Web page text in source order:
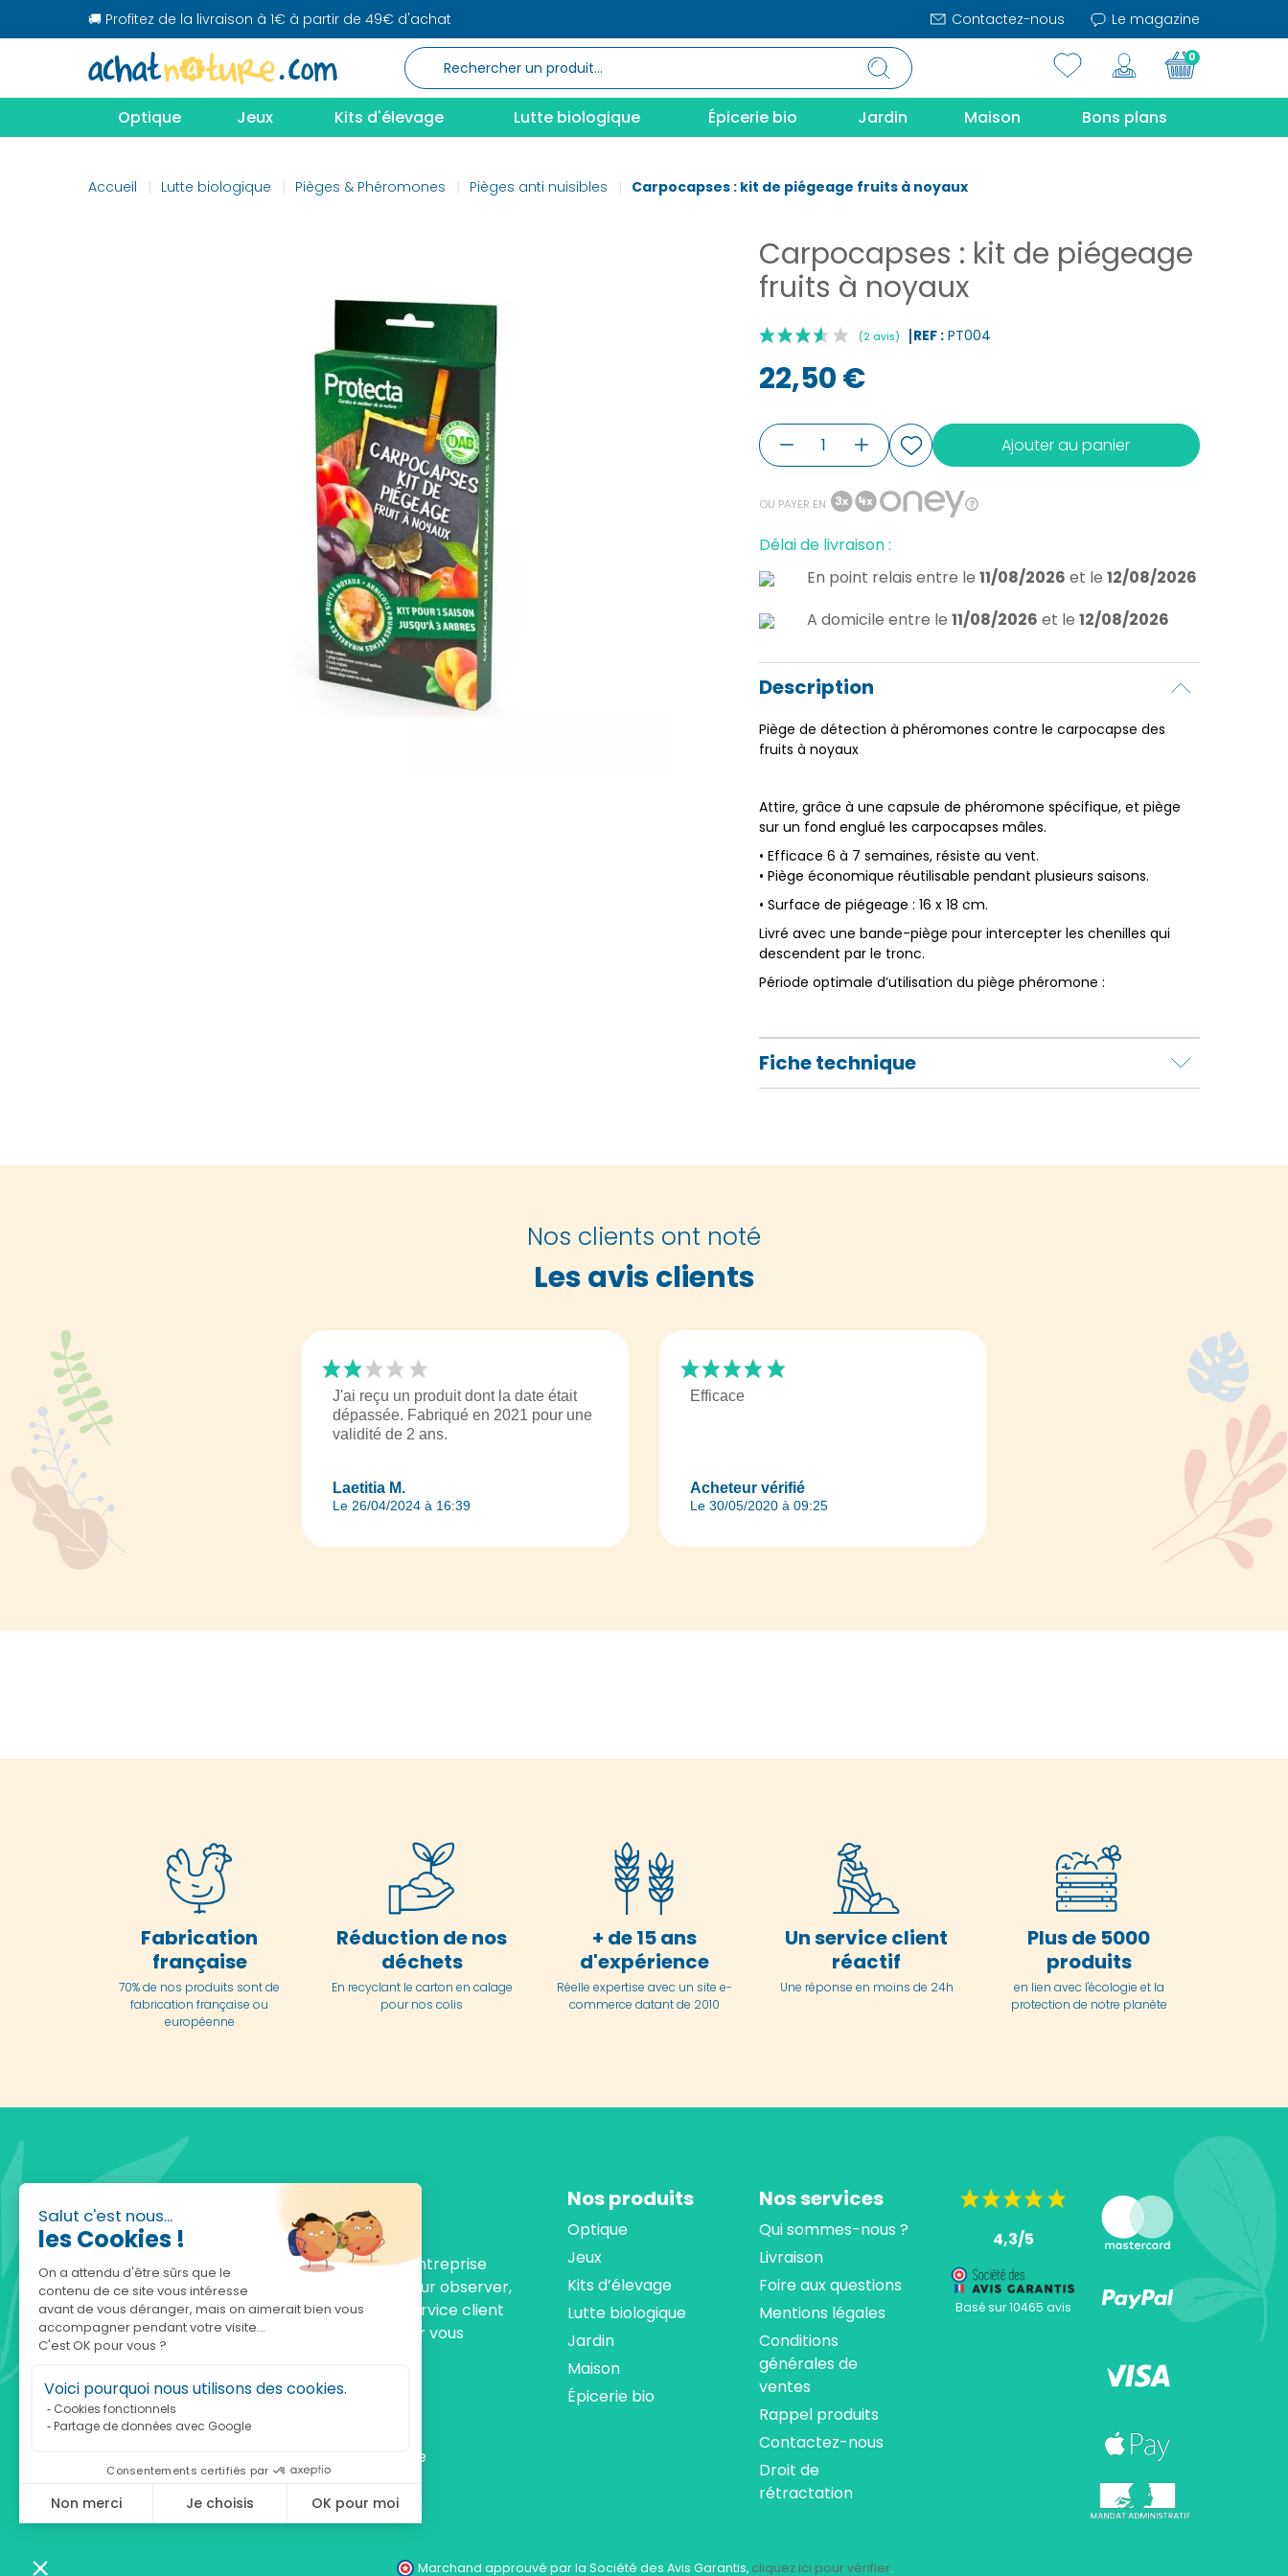
Salut c'est nous...
les Cookies !
On a attendu d'être sûrs que le
contenu de ce site vous intéresse
avant de vous déranger, mais on aimerait bien vous
accompagner pendant votre visite...
C'est OK pour vous ?
Voici pourquoi nous utilisons des cookies.
Cookies fonctionnels
Partage de données avec Google
Consentements certifiés par
Non merci Je choisis OK pour moi
Notre plateforme vous permet d'adapter et de gérer vos paramètres de confidentialité, en garantissant la conformité avec les réglementations. Personnalisez vos préférences pour contrôler la manière dont
🚚 Profitez de la livraison à 1€ à partir de 49€ d'achat Contactez-nous Le magazine
0
Optique Jeux Kits d'élevage Lutte biologique Épicerie bio Jardin Maison Bons plans
Accueil Lutte biologique Pièges & Phéromones Pièges anti nuisibles Carpocapses : kit de piégeage fruits à noyaux
Carpocapses : kit de piégeage
fruits à noyaux
REF : PT004
22,50 €
Ajouter au panier
OU PAYER EN
Délai de livraison :
En point relais entre le 11/08/2026 et le 12/08/2026
A domicile entre le 11/08/2026 et le 12/08/2026
Description
Piège de détection à phéromones contre le carpocapse des
fruits à noyaux
Attire, grâce à une capsule de phéromone spécifique, et piège
sur un fond englué les carpocapses mâles.
• Efficace 6 à 7 semaines, résiste au vent.
• Piège économique réutilisable pendant plusieurs saisons.
• Surface de piégeage : 16 x 18 cm.
Livré avec une bande-piège pour intercepter les chenilles qui
descendent par le tronc.
Période optimale d’utilisation du piège phéromone :
Fiche technique
Nos clients ont noté
Les avis clients
Laetitia M.
Le 26/04/2024 à 16:39
J'ai reçu un produit dont la date était
dépassée. Fabriqué en 2021 pour une
validité de 2 ans.
Acheteur vérifié
Le 30/05/2020 à 09:25
Efficace
Fabrication
française
70% de nos produits sont de
fabrication française ou
européenne
Réduction de nos
déchets
En recyclant le carton en calage
pour nos colis
+ de 15 ans
d'expérience
Réelle expertise avec un site e-
commerce datant de 2010
Un service client
réactif
Une réponse en moins de 24h
Plus de 5000
produits
en lien avec l'écologie et la
protection de notre planète
Fondée en 2010, achatnature.com est une entreprise
française qui réunit plus de 5000 produits pour observer,
comprendre et protéger la nature. Notre service client
est à votre écoute, du lundi au vendredi, pour vous
accompagner.
Notre adresse :
achatnature.com (Ethik & Nature)
160 rue Pierre Fallion - 69140 Rillieux-La-Pape
Nos produits
Optique
Jeux
Kits d’élevage
Lutte biologique
Jardin
Maison
Épicerie bio
Nos services
Qui sommes-nous ?
Livraison
Foire aux questions
Mentions légales
Conditions
générales de
ventes
Rappel produits
Contactez-nous
Droit de
rétractation
4,3/5
Basé sur 10465 avis
Marchand approuvé par la Société des Avis Garantis, cliquez ici pour vérifier.